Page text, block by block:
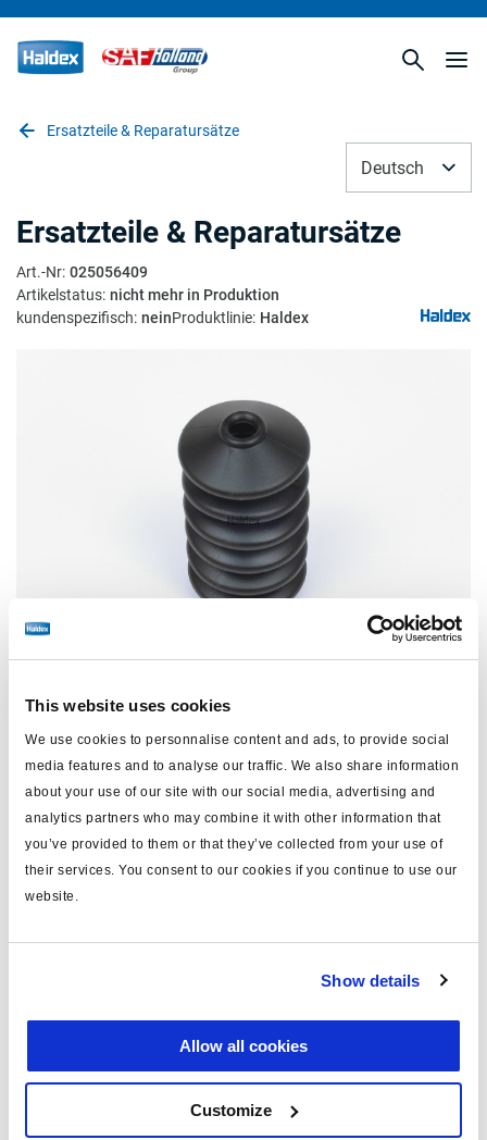
This website uses cookies
We use cookies to personnalise content and ads, to provide social
media features and to analyse our traffic. We also share information
about your use of our site with our social media, advertising and
analytics partners who may combine it with other information that
you’ve provided to them or that they’ve collected from your use of
their services. You consent to our cookies if you continue to use our
website.
Show details
Allow all cookies
Customize
Ersatzteile & Reparatursätze
Deutsch
Ersatzteile & Reparatursätze
Art.-Nr: 025056409
Artikelstatus: nicht mehr in Produktion
kundenspezifisch: neinProduktlinie: Haldex
Preis: Kein Preis
Loggen Sie sich ein, um den Bestand zu sehen und zu
bestellen.
Technische Daten
Faltenbalg
Gewicht (kg) 0